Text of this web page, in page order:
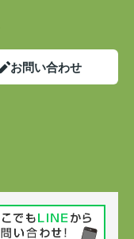
お問い合わせ